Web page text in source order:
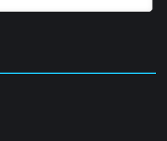
35 Tập 36
41 Tập 42